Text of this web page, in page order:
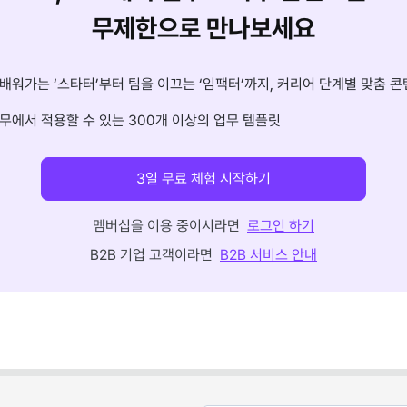
무제한으로 만나보세요
워가는 ‘스타터’부터 팀을 이끄는 ‘임팩터’까지, 커리어 단계별 맞춤 콘
에서 적용할 수 있는 300개 이상의 업무 템플릿
3일 무료 체험 시작하기
멤버십을 이용 중이시라면 로그인 하기
B2B 기업 고객이라면 B2B 서비스 안내